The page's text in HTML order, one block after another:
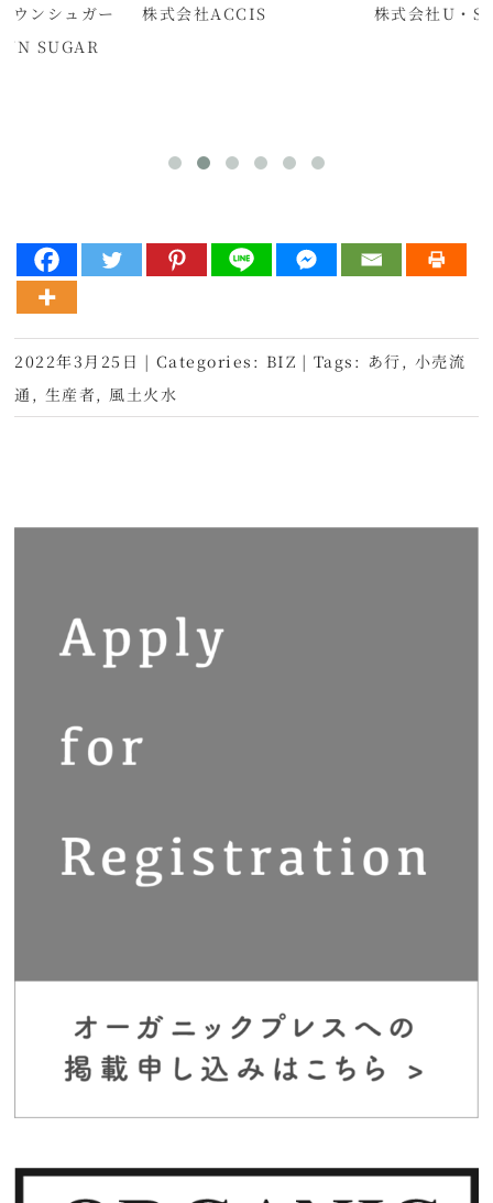
ウンシュガー
SUGAR
株式会社ACCIS 株式会社U・
2022年3月25日 | Categories: BIZ | Tags: あ行 , 小売流
通 , 生産者 , 風土火水